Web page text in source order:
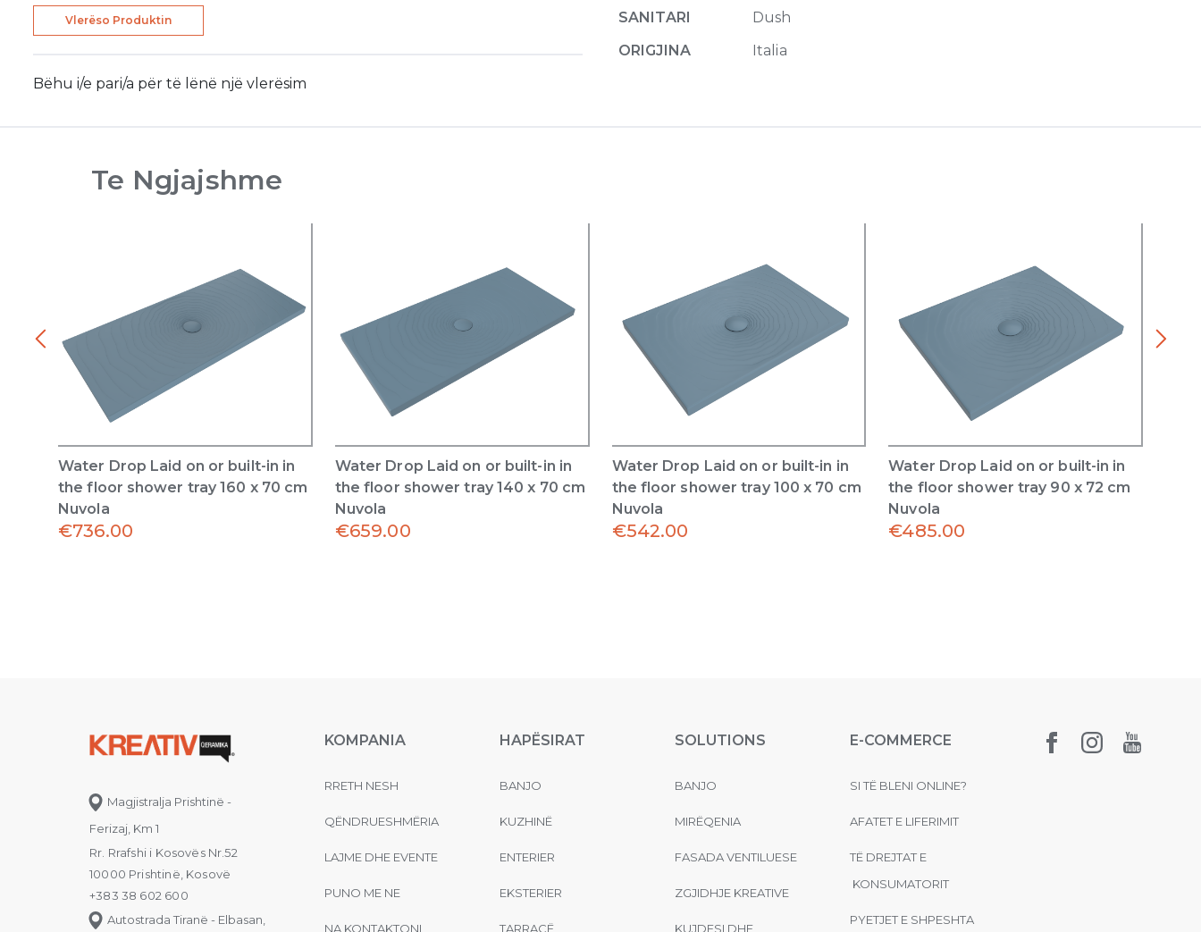
Vlerëso Produktin
Bëhu i/e pari/a për të lënë një vlerësim
quantity
SANITARI
Dush
ORIGJINA
Italia
Te Ngjajshme
Water Drop Laid on or built-in in
the floor shower tray 160 x 70 cm
Nuvola
€736.00
Water Drop Laid on or built-in in
the floor shower tray 140 x 70 cm
Nuvola
€659.00
Water Drop Laid on or built-in in
the floor shower tray 100 x 70 cm
Nuvola
€542.00
Water Drop Laid on or built-in in
the floor shower tray 90 x 72 cm
Nuvola
€485.00
Magjistralja Prishtinë -
Ferizaj, Km 1
Rr. Rrafshi i Kosovës Nr.52
10000 Prishtinë, Kosovë
+383 38 602 600
Autostrada Tiranë - Elbasan,
KOMPANIA
RRETH NESH
QËNDRUESHMËRIA
LAJME DHE EVENTE
PUNO ME NE
NA KONTAKTONI
HAPËSIRAT
BANJO
KUZHINË
ENTERIER
EKSTERIER
TARRACË
SOLUTIONS
BANJO
MIRËQENIA
FASADA VENTILUESE
ZGJIDHJE KREATIVE
KUJDESI DHE
E-COMMERCE
SI TË BLENI ONLINE?
AFATET E LIFERIMIT
TË DREJTAT E
KONSUMATORIT
PYETJET E SHPESHTA